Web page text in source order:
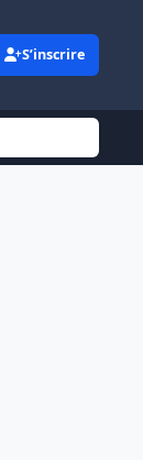
S’inscrire